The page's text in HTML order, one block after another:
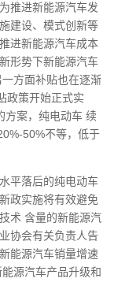
推进新能源汽车发
建设、模式创新等
进新能源汽车成本
形势下新能源汽车
方面补贴也在逐渐
政策开始正式实
方案，纯电动车 续
50%不等，低于
平落后的纯电动车
政实施将有效避免
术 含量的新能源汽
协会有关负责人告
能源汽车销量增速
源汽车产品升级和